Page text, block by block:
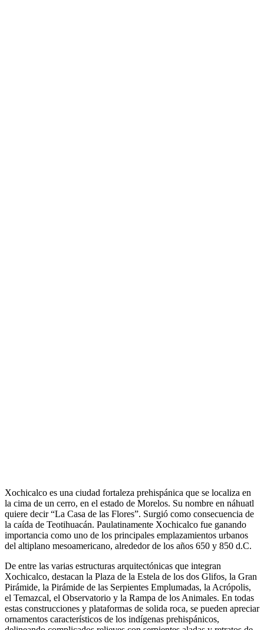
Xochicalco es una ciudad fortaleza prehispánica que se localiza en
la cima de un cerro, en el estado de Morelos. Su nombre en náhuatl
quiere decir “La Casa de las Flores”. Surgió como consecuencia de
la caída de Teotihuacán. Paulatinamente Xochicalco fue ganando
importancia como uno de los principales emplazamientos urbanos
del altiplano mesoamericano, alrededor de los años 650 y 850 d.C.
De entre las varias estructuras arquitectónicas que integran
Xochicalco, destacan la Plaza de la Estela de los dos Glifos, la Gran
Pirámide, la Pirámide de las Serpientes Emplumadas, la Acrópolis,
el Temazcal, el Observatorio y la Rampa de los Animales. En todas
estas construcciones y plataformas de solida roca, se pueden apreciar
ornamentos característicos de los indígenas prehispánicos,